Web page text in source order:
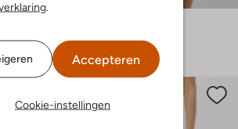
Accepteren
Cookie-instellingen
€ 59,99